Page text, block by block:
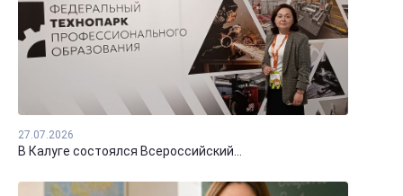
27.07.2026
В Калуге состоялся Всероссийский...